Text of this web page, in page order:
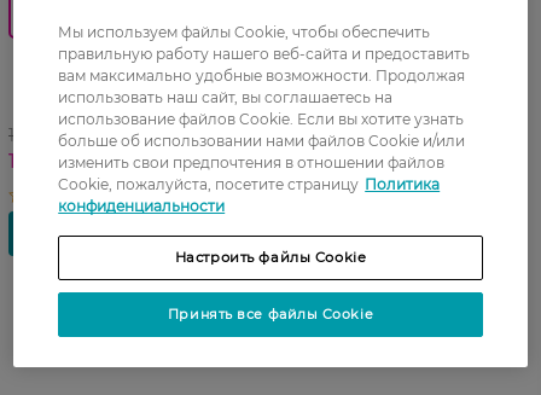
Жидкое крем-мыло Dove
Прикосновение свежести
500 мл
179,99 ГРН
134,99 ГРН
Мы используем файлы Cookie, чтобы обеспечить
правильную работу нашего веб-сайта и предоставить
вам максимально удобные возможности. Продолжая
использовать наш сайт, вы соглашаетесь на
использование файлов Cookie. Если вы хотите узнать
больше об использовании нами файлов Cookie и/или
изменить свои предпочтения в отношении файлов
Cookie, пожалуйста, посетите страницу Политика
конфиденциальности
Настроить файлы Cookie
Принять все файлы Cookie